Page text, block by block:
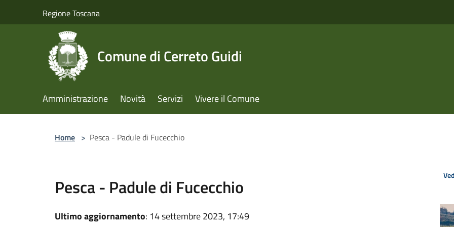
Regione Toscana
Comune di Cerreto Guidi
Amministrazione Novità Servizi Vivere il Comune
Home > Pesca - Padule di Fucecchio
Pesca - Padule di Fucecchio
Ultimo aggiornamento: 14 settembre 2023, 17:49